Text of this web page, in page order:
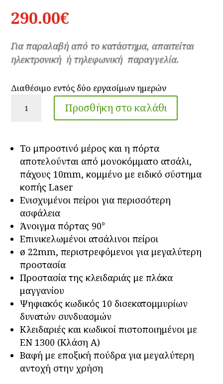
290.00€
Για παραλαβή από το κατάστημα, απαιτείται
ηλεκτρονική ή τηλεφωνική παραγγελία.
Διαθέσιμο εντός δύο εργασίμων ημερών
Χρηματοκιβώτια
DT1
Προσθήκη στο καλάθι
Το μπροστινό μέρος και η πόρτα
αποτελούνται από μονοκόμματο ατσάλι,
πάχους 10mm, κομμένο με ειδικό σύστημα
κοπής Laser
Ενισχυμένοι πείροι για περισσότερη
ασφάλεια
Άνοιγμα πόρτας 90°
Επινικελωμένοι ατσάλινοι πείροι
ø 22mm, περιστρεφόμενοι για μεγαλύτερη
προστασία
Προστασία της κλειδαριάς με πλάκα
μαγγανίου
Ψηφιακός κωδικός 10 δισεκατομμυρίων
δυνατών συνδυασμών
Κλειδαριές και κωδικοί πιστοποιημένοι με
ΕΝ 1300 (Kλάση Α)
Βαφή με εποξική πούδρα για μεγαλύτερη
αντοχή στην χρήση